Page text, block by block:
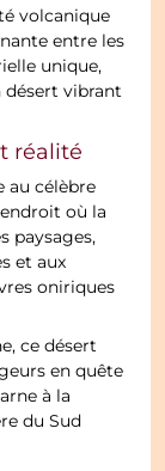
volcanique
entre les
unique,
vibrant
réalité
au célèbre
où la
paysages,
et aux
oniriques
ce désert
en quête
à la
du Sud